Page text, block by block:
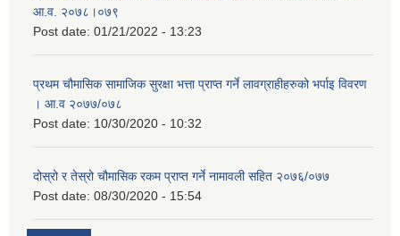
आ.व. २०७८।०७९
Post date: 01/21/2022 - 13:23
प्रथम चौमासिक सामाजिक सुरक्षा भत्ता प्राप्त गर्ने लावग्राहीहरुको भर्पाइ विवरण
। आ.व २०७७/०७८
Post date: 10/30/2020 - 10:32
दोस्रो र तेस्रो चौमासिक रकम प्राप्त गर्ने नामावली सहित २०७६/०७७
Post date: 08/30/2020 - 15:54